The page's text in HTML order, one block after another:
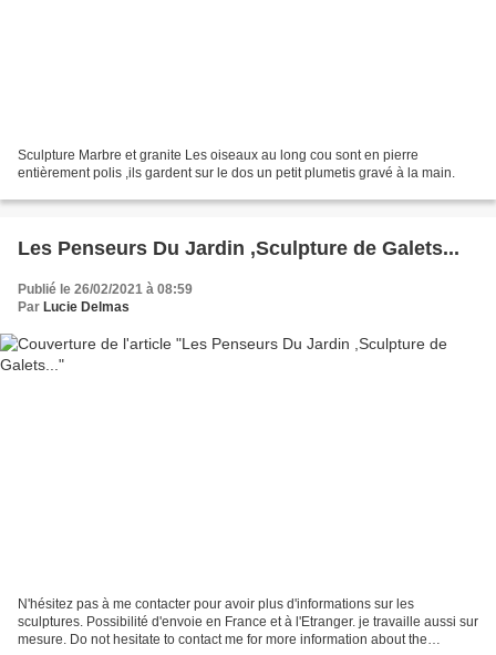
Sculpture Marbre et granite Les oiseaux au long cou sont en pierre
entièrement polis ,ils gardent sur le dos un petit plumetis gravé à la main.
Les Penseurs Du Jardin ,Sculpture de Galets...
Publié le 26/02/2021 à 08:59
Par Lucie Delmas
N'hésitez pas à me contacter pour avoir plus d'informations sur les
sculptures. Possibilité d'envoie en France et à l'Etranger. je travaille aussi sur
mesure. Do not hesitate to contact me for more information about the